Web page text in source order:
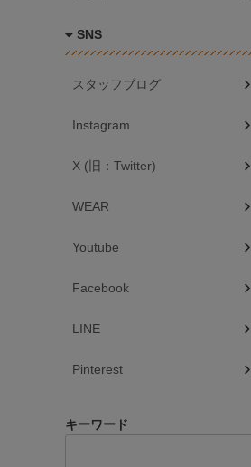
SNS
スタッフブログ
Instagram
X (旧：Twitter)
WEAR
Youtube
Facebook
LINE
Pinterest
キーワード